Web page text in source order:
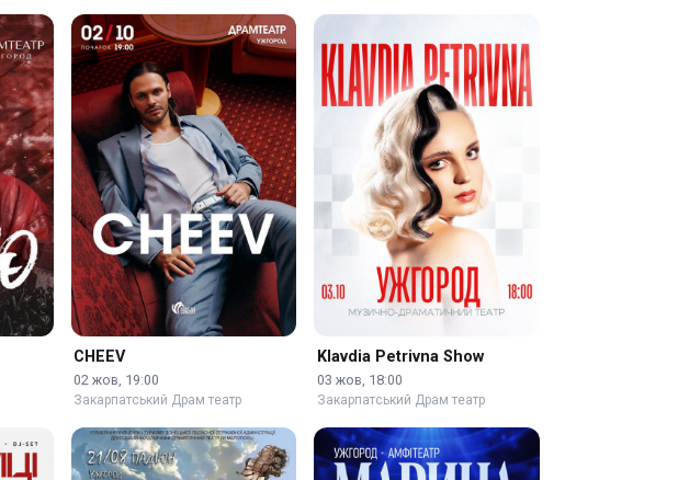
CHEEV
02 жов, 19:00
Закарпатський Драм театр
Klavdia Petrivna Show
03 жов, 18:00
Закарпатський Драм театр